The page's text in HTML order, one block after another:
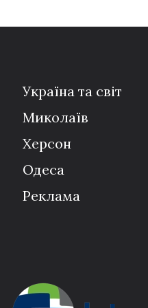
Україна та світ
Миколаїв
Херсон
Одеса
Реклама